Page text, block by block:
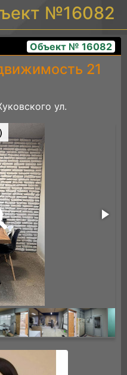
№16082
Объект № 16082
21
ул.